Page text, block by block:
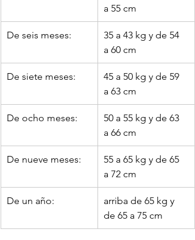
a 55 cm
De seis meses:
35 a 43 kg y de 54
a 60 cm
​De siete meses:
45 a 50 kg y de 59
a 63 cm
De ocho meses:
50 a 55 kg y de 63
a 66 cm
​De nueve meses:
55 a 65 kg y de 65
a 72 cm
De un año:
arriba de 65 kg y
de 65 a 75 cm